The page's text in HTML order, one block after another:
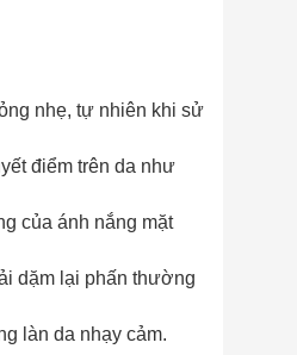
nhẹ, tự nhiên khi sử
điểm trên da như
của ánh nắng mặt
dặm lại phấn thường
làn da nhạy cảm.